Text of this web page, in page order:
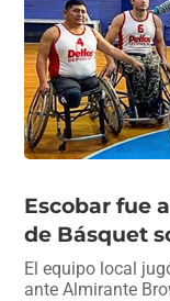
Escobar fue
de Básquet
El equipo local
ante Almirante